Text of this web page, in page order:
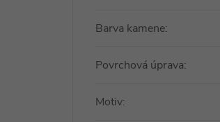
Barva kamene:
Povrchová úprava:
Motiv: